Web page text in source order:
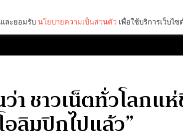
ว่า ชาวเน็ตทั่วโลก
อลิมปิกไปแล้ว”
ละยอมรับ นโยบายความเป็นส่วนตัว เพื่อใช้บริการเว็บไซ